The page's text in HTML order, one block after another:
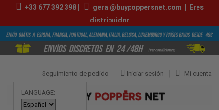
+33 677 392 398| geral@buypoppersnet.com | Eres
distribuidor
LANGUAGE:
Mi cuenta
Iniciar sesión
Seguimiento de pedido